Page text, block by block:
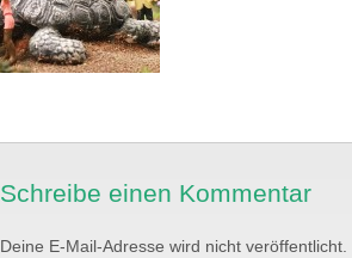
Schreibe einen Kommentar
Deine E-Mail-Adresse wird nicht veröffentlicht.